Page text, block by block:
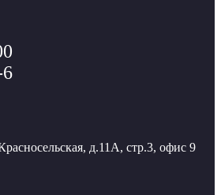
д.11А, стр.3, офис 9